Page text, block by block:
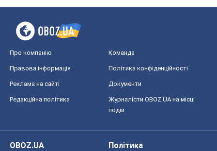
Про компанію Команда
Правова інформація Політика конфіденційності
Реклама на сайті Документи
Редакційна політика
Журналісти OBOZ.UA на місці
подій
OBOZ.UA
Політика